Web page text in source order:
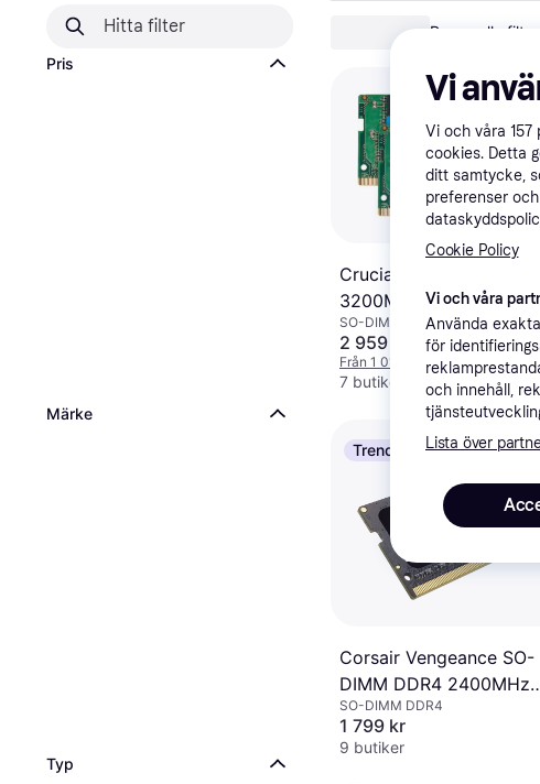
Pris
Märke
Typ
Rensa alla filter
Crucial SO-DIMM DDR4
3200MHz 2x16GB
(CT2K16G4SFRA32A)
SO-DIMM DDR4, DDR4
2 959 kr
Från 1 019 kr/mån
7 butiker
Trendande
Corsair Vengeance SO-
DIMM DDR4 2400MHz
16GB
SO-DIMM DDR4
1 799 kr
9 butiker
Vi
Vi och våra 157
cookies. Detta
ditt samtycke,
preferenser
Cookie Policy
Vi och våra
Använda
för
och innehåll,
Lista över